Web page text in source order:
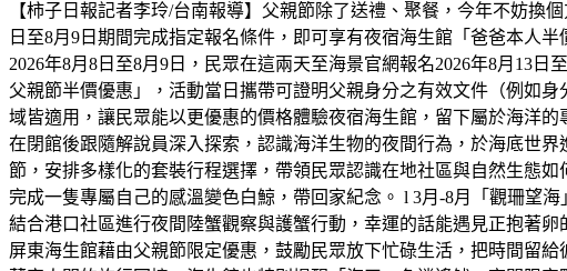
【柿子日報記者李玲/台南報導】父親節除了送禮、聚餐，今年不妨
日至8月9日期間完成指定報名條件，即可享有夜宿海生館「爸爸本人
2026年8月8日至8月9日，民眾在這兩天至海景官網報名2026年8月13
父親節半價優惠」，活動當日攜帶可證明父親身分之有效文件（例如
域皆適用，讓民眾能以更優惠的價格體驗夜宿海生館，留下屬於海洋
在閉館後跟隨解說員深入探索，認識海洋生物的夜間行為，於海底世
節，安排多樣化的套裝行程選擇，帶領民眾認識在地社區與自然生態
完成一隻專屬自己的感溫變色白鯨，帶回家紀念。 l 3月-8月「觀珊望
結合港口社區進行夜間陸蟹觀察與護蟹行動，幸運的話能遇見正抱著
屏東海生館藉由父親節限定優惠，鼓勵民眾放下忙碌生活，把時間留